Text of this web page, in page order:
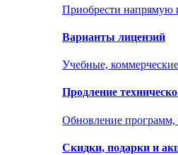
Приобрести напрямую
Варианты лицензий
Учебные,
Продление
Обновление
Скидки, подарки и